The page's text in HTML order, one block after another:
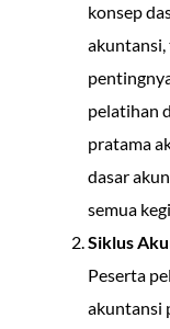
konsep
akuntansi,
pelatihan
pratama
dasar
semua
Siklus
Peserta
akuntansi